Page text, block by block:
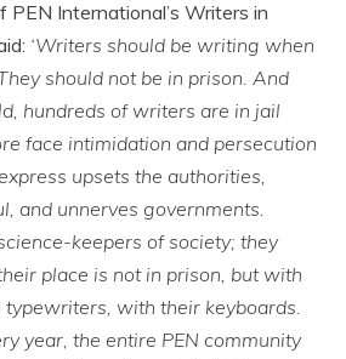
PEN International’s Writers in
‘Writers should be writing when
should not be in prison. And
hundreds of writers are in jail
face intimidation and persecution
upsets the authorities,
and unnerves governments.
keepers of society; they
place is not in prison, but with
typewriters, with their keyboards.
year, the entire PEN community